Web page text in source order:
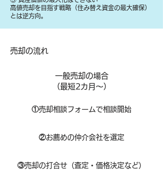
高値売却を目指す戦略（住み替え資金の最大確保）
とは逆方向。
​売却の流れ
一般売却の場合
​（最短2カ月～）
①​売却相談フォームで相談開始
②お薦めの仲介会社を選定
③売却の打合せ（査定・価格決定など）